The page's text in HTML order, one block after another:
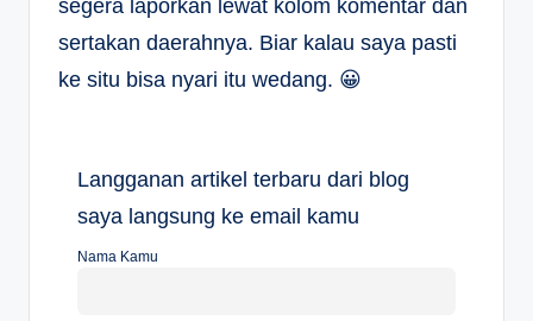
segera laporkan lewat kolom komentar dan
sertakan daerahnya. Biar kalau saya pasti
ke situ bisa nyari itu wedang. 😀
Langganan artikel terbaru dari blog
saya langsung ke email kamu
Nama Kamu